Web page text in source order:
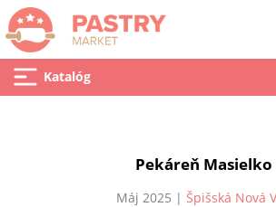
Katalóg
Pekáreň Masielko
Máj 2025 | Špišská Nová